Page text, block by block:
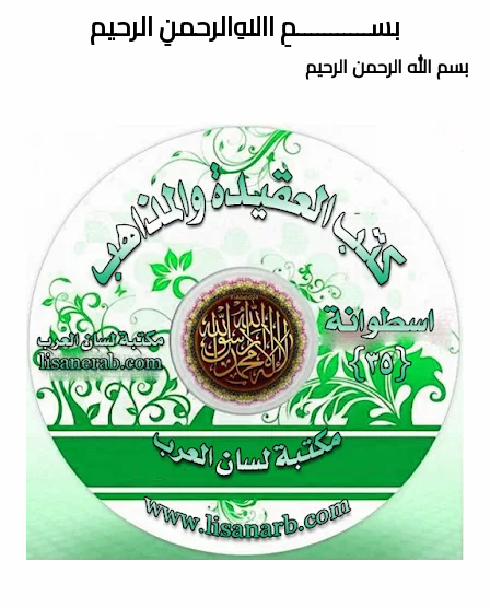
بســـــــــــمِ اﷲِالرحمنِ الرحيم
بسم الله الرحمن الرحيم